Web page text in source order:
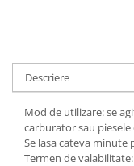
Tratamente repaus
Ingrasaminte plante
Ingrasaminte plante
Ingrasaminte plante -
Descriere
Mod de utilizare: se
carburator sau
Se lasa cateva
Termen de